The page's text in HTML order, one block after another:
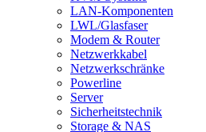
LAN-Komponenten
LWL/Glasfaser
Modem & Router
Netzwerkkabel
Netzwerkschränke
Powerline
Server
Sicherheitstechnik
Storage & NAS